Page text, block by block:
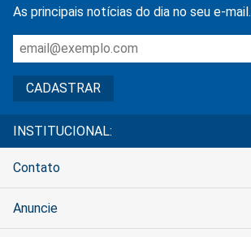
As principais notícias do dia no seu e-mail.
INSTITUCIONAL:
Contato
Anuncie